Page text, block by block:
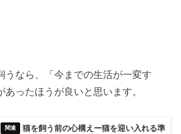
うなら、「今までの生活が一変す
あったほうが良いと思います。
猫を飼う前の心構えー猫を迎い入れる準